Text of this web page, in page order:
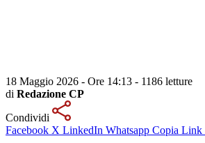
18 Maggio 2026 - Ore 14:13 - 1186 letture
di Redazione CP
Condividi
Facebook X LinkedIn Whatsapp Copia Link